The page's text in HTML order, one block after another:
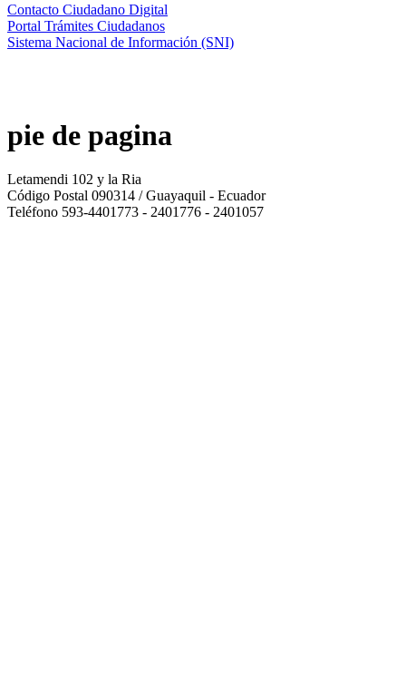
Contacto Ciudadano Digital
Portal Trámites Ciudadanos
Sistema Nacional de Información (SNI)
pie de pagina
Letamendi 102 y la Ria
Código Postal 090314 / Guayaquil - Ecuador
Teléfono 593-4401773 - 2401776 - 2401057